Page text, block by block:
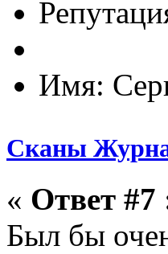
Имя:
Сканы
« Ответ #7
Был бы